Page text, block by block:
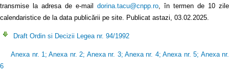
transmise la adresa de e-mail dorina.tacu@cnpp.ro , în termen de 10 zile
calendaristice de la data publicării pe site. Publicat astazi, 03.02.2025.
Draft Ordin si Decizii Legea nr. 94/1992
Anexa nr. 1 ;Anexa nr. 2; Anexa nr. 3;Anexa nr. 4; Anexa nr. 5; Anexa nr.
6